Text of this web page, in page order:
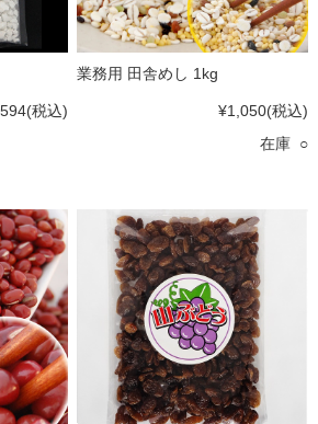
(税込)
業務用 田舎めし 1kg
¥1,050(税込)
在庫 ○